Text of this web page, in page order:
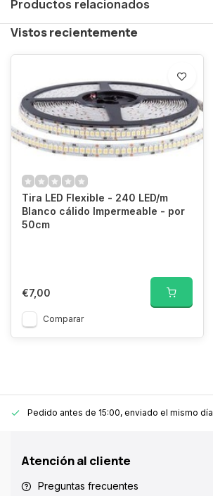
Productos relacionados
Vistos recientemente
Tira LED Flexible - 240 LED/m
Blanco cálido Impermeable - por
50cm
€7,00
Comparar
Pedido antes de 15:00, enviado el mismo día
Atención al cliente
Preguntas frecuentes